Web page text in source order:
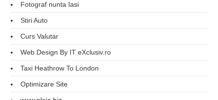
Fotograf nunta Iasi
Stiri Auto
Curs Valutar
Web Design By IT eXclusiv.ro
Taxi Heathrow To London
Optimizare Site